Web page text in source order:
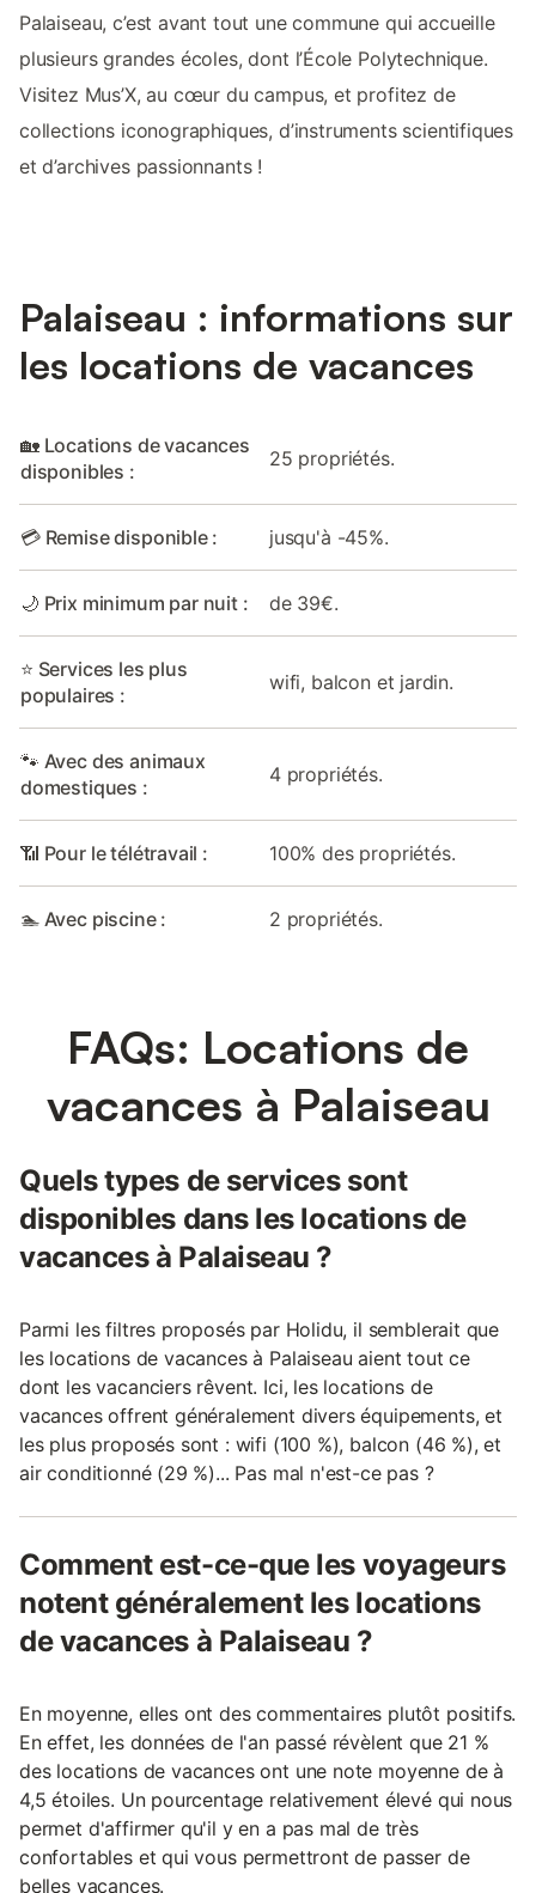
Palaiseau, c’est avant tout une commune qui accueille
plusieurs grandes écoles, dont l’École Polytechnique.
Visitez Mus’X, au cœur du campus, et profitez de
collections iconographiques, d’instruments scientifiques
et d’archives passionnants !
Palaiseau : informations sur
les locations de vacances
🏡 Locations de vacances
disponibles :
25 propriétés.
💳 Remise disponible : jusqu'à -45%.
🌙 Prix minimum par nuit : de 39€.
⭐ Services les plus
populaires :
wifi, balcon et jardin.
🐾 Avec des animaux
domestiques :
4 propriétés.
📶 Pour le télétravail : 100% des propriétés.
🏊 Avec piscine : 2 propriétés.
FAQs: Locations de
vacances à Palaiseau
Quels types de services sont
disponibles dans les locations de
vacances à Palaiseau ?
Parmi les filtres proposés par Holidu, il semblerait que
les locations de vacances à Palaiseau aient tout ce
dont les vacanciers rêvent. Ici, les locations de
vacances offrent généralement divers équipements, et
les plus proposés sont : wifi (100 %), balcon (46 %), et
air conditionné (29 %)... Pas mal n'est-ce pas ?
Comment est-ce-que les voyageurs
notent généralement les locations
de vacances à Palaiseau ?
En moyenne, elles ont des commentaires plutôt positifs.
En effet, les données de l'an passé révèlent que 21 %
des locations de vacances ont une note moyenne de à
4,5 étoiles. Un pourcentage relativement élevé qui nous
permet d'affirmer qu'il y en a pas mal de très
confortables et qui vous permettront de passer de
belles vacances.